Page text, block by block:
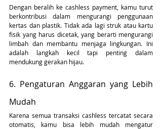
Dengan beralih ke cashless payment, kamu turut
berkontribusi dalam mengurangi penggunaan
kertas dan plastik. Tidak ada lagi struk atau kartu
fisik yang harus dicetak, yang berarti mengurangi
limbah dan membantu menjaga lingkungan. Ini
adalah langkah kecil tapi penting dalam
mendukung gerakan hijau.
6. Pengaturan Anggaran yang Lebih
Mudah
Karena semua transaksi cashless tercatat secara
otomatis, kamu bisa lebih mudah mengatur